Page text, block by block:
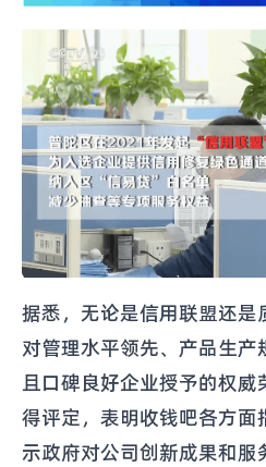
据悉，无论是信用联盟还是
对管理水平领先、产品生产
且口碑良好企业授予的权威
得评定，表明收钱吧各方面
示政府对公司创新成果和服